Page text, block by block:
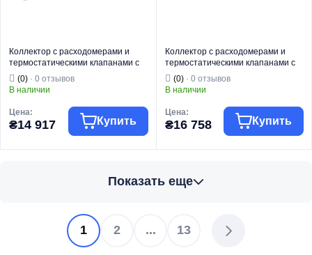
Коллектор с расходомерами и
термостатическими клапанами с
байпасом Roho R814-09 - 1"х 9
вых. (RO0052)
(0) · 0 отзывов
В наличии
Цена:
₴14 917 Купить
ROHO
Водяной теплый
расходомерами
Для систем
отопления
Коллектор с расходомерами и
термостатическими клапанами с
байпасом Roho R814-10 - 1"х 10
вых. (RO0053)
(0)· 0 отзывов
В наличии
Цена:
₴16 758 Купить
Торговая марка
Показать еще
1 2 ... 13